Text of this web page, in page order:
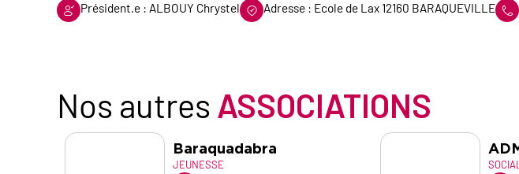
Président.e : ALBOUY Chrystel Adresse : Ecole de Lax 12160 BARAQUEVILLE
Nos autres ASSOCIATIONS
Baraquadabra